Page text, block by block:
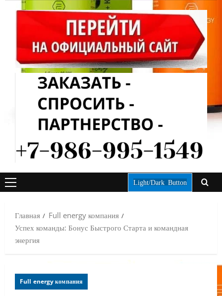
ОСНОВНОЕ
Light/Dark Button
Главная
Full energy компания
Успех команды: Бонус Быстрого Старта и командная
энергия
Full energy компания